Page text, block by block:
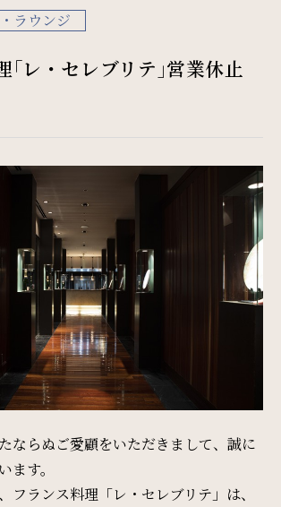
& Lounge
ラウンジ
ラウンジ
｢レ・セレブリテ｣営業休止
ならぬご愛顧をいただきまして、誠に
ます。
フランス料理「レ・セレブリテ」は、